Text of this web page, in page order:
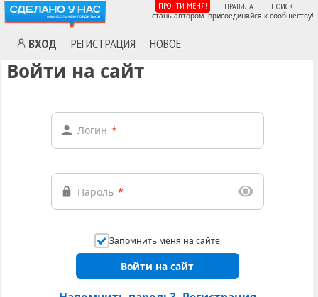
ВХОД РЕГИСТРАЦИЯ НОВОЕ
ПРОЧТИ МЕНЯ! ПРАВИЛА ПОИСК
стань автором. присоединяйся к сообществу!
Войти на сайт
Логин *
Пароль *
Запомнить меня на сайте
Войти на сайт